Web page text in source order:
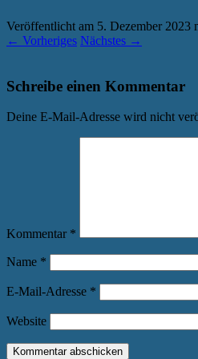
Veröffentlicht am 5. Dezember 2023
← Vorheriges Nächstes →
Schreibe einen Kommentar
Deine E-Mail-Adresse wird nicht
Kommentar *
Name *
E-Mail-Adresse *
Website